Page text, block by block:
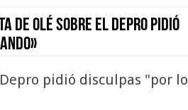
de Olé sobre el Depro pidió
pidió disculpas "por lo